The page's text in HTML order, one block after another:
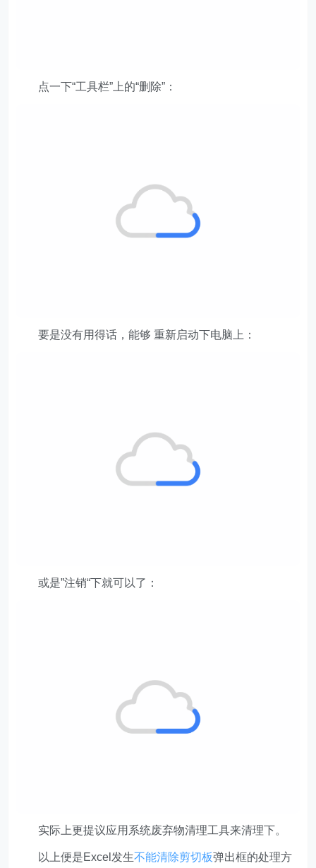
点一下“工具栏”上的“删除”：
要是没有用得话，能够 重新启动下电脑上：
或是”注销“下就可以了：
实际上更提议应用系统废弃物清理工具来清理下。
以上便是Excel发生不能清除剪切板弹出框的处理方